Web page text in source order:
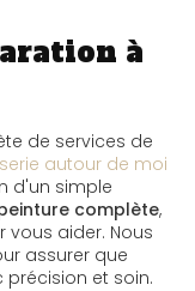
à
de services de
autour de moi
d'un simple
complète,
vous aider. Nous
assurer que
et soin.